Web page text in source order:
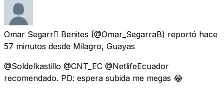
Omar Segarr Benites (@Omar_SegarraB) reportó hace
57 minutos desde Milagro, Guayas
@Soldelkastillo @CNT_EC @NetlifeEcuador
recomendado. PD: espera subida me megas 😂